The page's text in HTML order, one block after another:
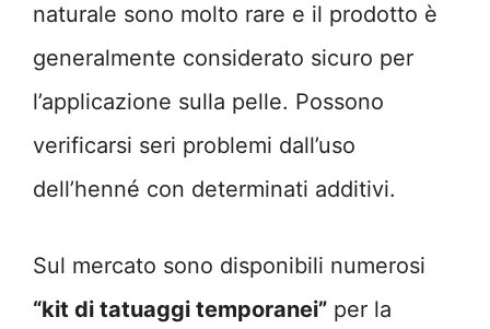
naturale sono molto rare e il prodotto è
generalmente considerato sicuro per
l’applicazione sulla pelle. Possono
verificarsi seri problemi dall’uso
dell’henné con determinati additivi.
Sul mercato sono disponibili numerosi
“kit di tatuaggi temporanei” per la